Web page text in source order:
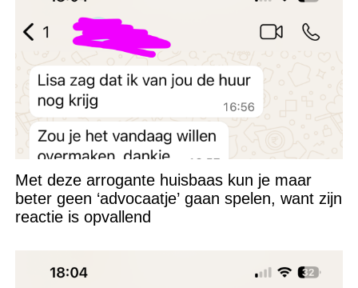
Met deze arrogante huisbaas kun je maar
beter geen ‘advocaatje’ gaan spelen, want zijn
reactie is opvallend